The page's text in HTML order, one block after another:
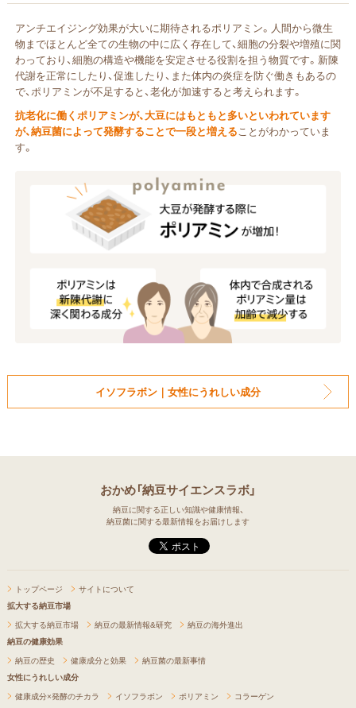
アンチエイジング効果が大いに期待されるポリアミン。人間から微生
物までほとんど全ての生物の中に広く存在して、細胞の分裂や増殖に関
わっており、細胞の構造や機能を安定させる役割を担う物質です。新陳
代謝を正常にしたり、促進したり、また体内の炎症を防ぐ働きもあるの
で、ポリアミンが不足すると、老化が加速すると考えられます。
抗老化に働くポリアミンが、大豆にはもともと多いといわれています
が、納豆菌によって発酵することで一段と増えることがわかっていま
す。
イソフラボン｜女性にうれしい成分
おかめ「納豆サイエンスラボ」
納豆に関する正しい知識や健康情報、
納豆菌に関する最新情報をお届けします
トップページ
サイトについて
拡大する納豆市場
拡大する納豆市場
納豆の最新情報&研究
納豆の海外進出
納豆の健康効果
納豆の歴史
健康成分と効果
納豆菌の最新事情
女性にうれしい成分
健康成分×発酵のチカラ
イソフラボン ポリアミン
コラーゲン